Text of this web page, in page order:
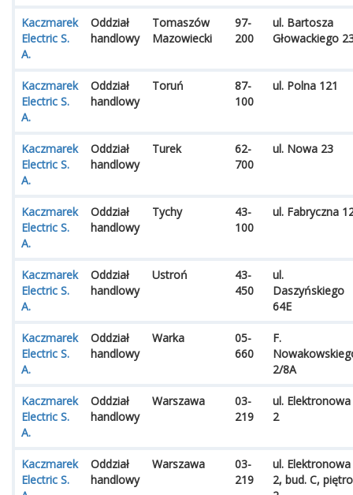
Kaczmarek
Electric S.
A.
Oddział
handlowy
Tomaszów
Mazowiecki
97-
200
ul. Bartosza
Głowackiego
Kaczmarek
Electric S.
A.
Oddział
handlowy
Toruń
87-
100
ul. Polna 121
Kaczmarek
Electric S.
A.
Oddział
handlowy
Turek
62-
700
ul. Nowa 23
Kaczmarek
Electric S.
A.
Oddział
handlowy
Tychy
43-
100
ul. Fabryczna
Kaczmarek
Electric S.
A.
Oddział
handlowy
Ustroń
43-
450
ul.
Daszyńskiego
64E
Kaczmarek
Electric S.
A.
Oddział
handlowy
Warka
05-
660
F.
2/8A
Kaczmarek
Electric S.
A.
Oddział
handlowy
Warszawa
03-
219
ul. Elektronowa
2
Kaczmarek
Electric S.
Oddział
handlowy
Warszawa
03-
219
ul. Elektronowa
2, bud. C, piętro